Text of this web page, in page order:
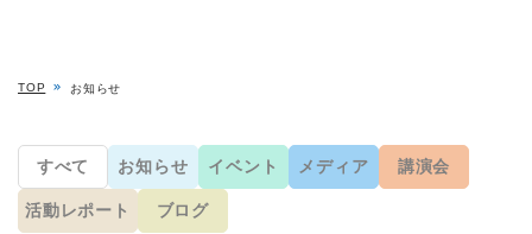
TOP お知らせ
すべて お知らせ イベント メディア 講演会
活動レポート ブログ